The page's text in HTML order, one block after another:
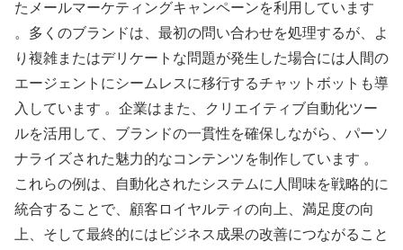
たメールマーケティングキャンペーンを利用しています
。多くのブランドは、最初の問い合わせを処理するが、よ
り複雑またはデリケートな問題が発生した場合には人間の
エージェントにシームレスに移行するチャットボットも導
入しています 。企業はまた、クリエイティブ自動化ツー
ルを活用して、ブランドの一貫性を確保しながら、パーソ
ナライズされた魅力的なコンテンツを制作しています 。
これらの例は、自動化されたシステムに人間味を戦略的に
統合することで、顧客ロイヤルティの向上、満足度の向
上、そして最終的にはビジネス成果の改善につながること